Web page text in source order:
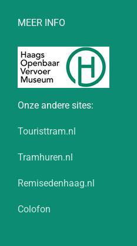
MEER INFO
Onze andere sites:
Touristtram.nl
Tramhuren.nl
Remisedenhaag.nl
Colofon